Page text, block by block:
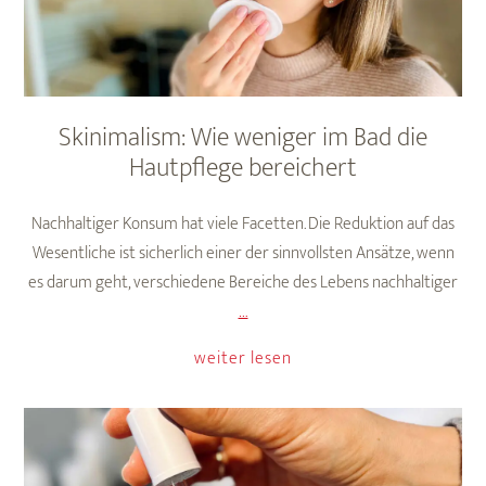
Skinimalism: Wie weniger im Bad die
Hautpflege bereichert
Nachhaltiger Konsum hat viele Facetten. Die Reduktion auf das
Wesentliche ist sicherlich einer der sinnvollsten Ansätze, wenn
es darum geht, verschiedene Bereiche des Lebens nachhaltiger
…Skinimalism:
weniger
Bad
die
weiter lesen